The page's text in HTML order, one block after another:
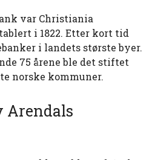
var Christiania
i 1822. Etter kort tid
i landets største byer.
75 årene ble det stiftet
norske kommuner.
Arendals